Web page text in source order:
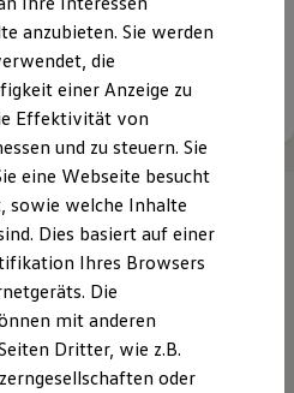
finden
Lebensdauer
6
Versionen und Updates
zu Ihrem ID.
anzubieten. Sie werden
die
einer Anzeige zu
Effektivität von
und zu steuern. Sie
eine Webseite besucht
sowie welche Inhalte
Dies basiert auf einer
Ihres Browsers
Die
mit anderen
Dritter, wie z.B.
oder